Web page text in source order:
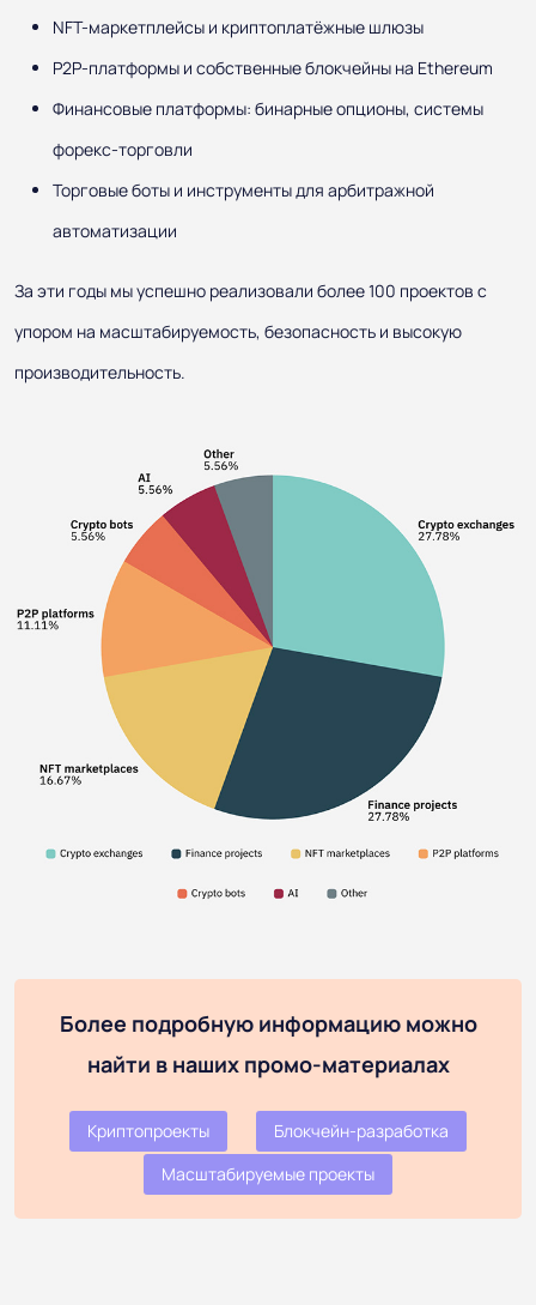
NFT-маркетплейсы и криптоплатёжные шлюзы
P2P-платформы и собственные блокчейны на Ethereum
Финансовые платформы: бинарные опционы, системы
форекс-торговли
Торговые боты и инструменты для арбитражной
автоматизации
За эти годы мы успешно реализовали более 100 проектов с
упором на масштабируемость, безопасность и высокую
производительность.
Более подробную информацию можно
найти в наших промо-материалах
Криптопроекты
Блокчейн-разработка
Масштабируемые проекты